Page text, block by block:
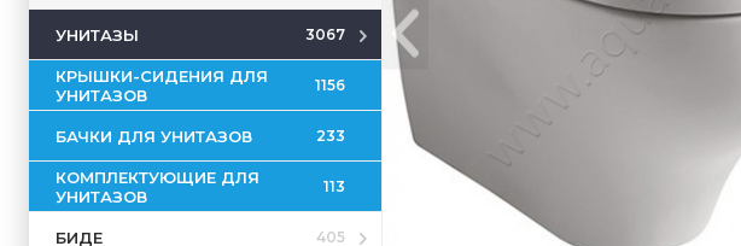
УНИТАЗЫ 3067
КРЫШКИ-СИДЕНИЯ ДЛЯ
УНИТАЗОВ
1156
БАЧКИ ДЛЯ УНИТАЗОВ 233
КОМПЛЕКТУЮЩИЕ ДЛЯ
УНИТАЗОВ
113
БИДЕ 405